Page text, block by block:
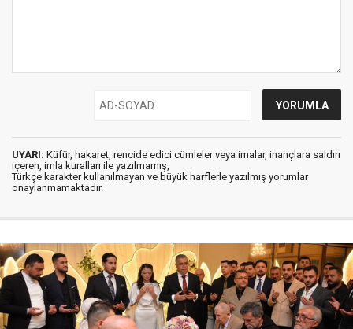
UYARI: Küfür, hakaret, rencide edici cümleler veya imalar, inançlara saldırı
içeren, imla kuralları ile yazılmamış,
Türkçe karakter kullanılmayan ve büyük harflerle yazılmış yorumlar
onaylanmamaktadır.